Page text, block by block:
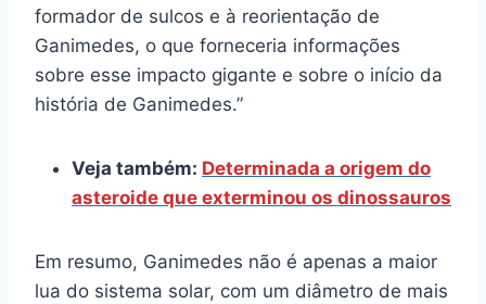
formador de sulcos e à reorientação de
Ganimedes, o que forneceria informações
sobre esse impacto gigante e sobre o início da
história de Ganimedes.”
Veja também: Determinada a origem do
asteroide que exterminou os dinossauros
Em resumo, Ganimedes não é apenas a maior
lua do sistema solar, com um diâmetro de mais